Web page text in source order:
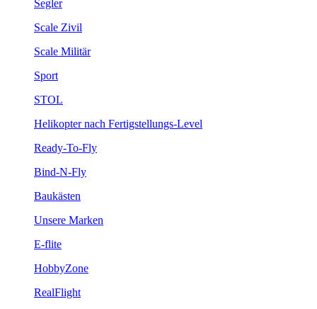
Segler
Scale Zivil
Scale Militär
Sport
STOL
Helikopter nach Fertigstellungs-Level
Ready-To-Fly
Bind-N-Fly
Baukästen
Unsere Marken
E-flite
HobbyZone
RealFlight